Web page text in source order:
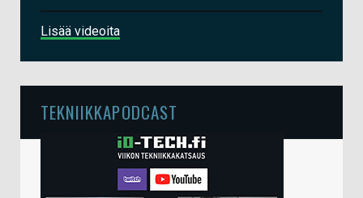
Lisää videoita
TEKNIIKKAPODCAST